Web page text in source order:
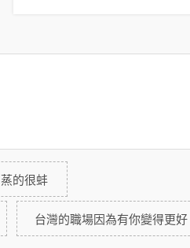
蒸的很蚌
台灣的職場因為有你變得更好